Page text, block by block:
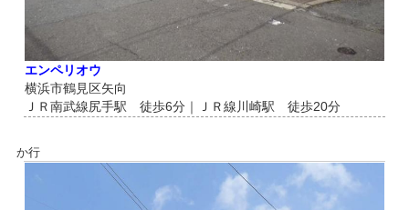
エンペリオウ
横浜市鶴見区矢向
ＪＲ南武線尻手駅 徒歩6分｜ＪＲ線川崎駅 徒歩20分
か行